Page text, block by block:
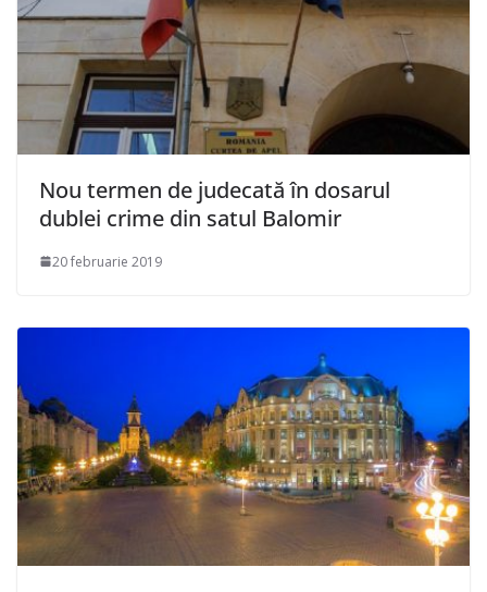
Nou termen de judecată în dosarul
dublei crime din satul Balomir
20 februarie 2019